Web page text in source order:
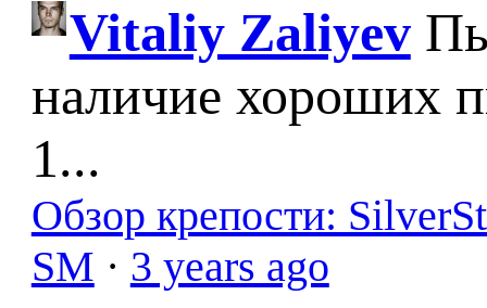
Vitaliy Zaliyev
наличие хороших
1...
Обзор крепости:
SM · 3 years ago